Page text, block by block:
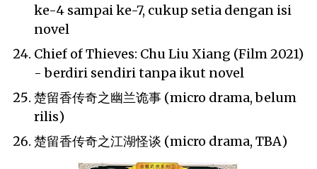
ke-4 sampai ke-7, cukup setia dengan isi
novel
Chief of Thieves: Chu Liu Xiang (Film 2021)
- berdiri sendiri tanpa ikut novel
楚留香传奇之幽兰诡事 (micro drama, belum
rilis)
楚留香传奇之江湖怪谈 (micro drama, TBA)